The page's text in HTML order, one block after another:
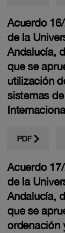
Acuerdo
de la
Andalucía,
que se
utilización
sistemas
PDF
Acuerdo
de la
Andalucía,
que se
ordenación